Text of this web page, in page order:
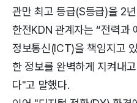
관만 최고 등급(S등급)을 2
한전KDN 관계자는 “전력과
정보통신(ICT)을 책임지고
한 정보를 완벽하게 지켜내
다"고 말했다.